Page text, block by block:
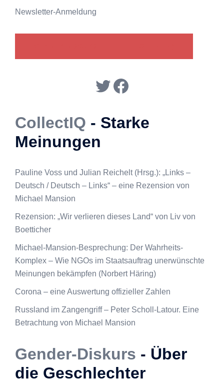
Newsletter-Anmeldung
Twitter
Facebook
CollectIQ - Starke
Meinungen
Pauline Voss und Julian Reichelt (Hrsg.): „Links –
Deutsch / Deutsch – Links“ – eine Rezension von
Michael Mansion
Rezension: „Wir verlieren dieses Land“ von Liv von
Boetticher
Michael-Mansion-Besprechung: Der Wahrheits-
Komplex – Wie NGOs im Staatsauftrag unerwünschte
Meinungen bekämpfen (Norbert Häring)
Corona – eine Auswertung offizieller Zahlen
Russland im Zangengriff – Peter Scholl-Latour. Eine
Betrachtung von Michael Mansion
Gender-Diskurs - Über
die Geschlechter